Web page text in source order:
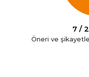
7 /
Öneri ve